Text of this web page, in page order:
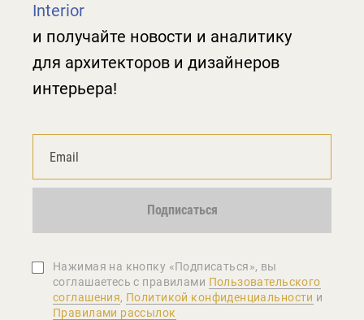
Interior
и получайте новости и аналитику
для архитекторов и дизайнеров
интерьера!
Подписаться
Нажимая на кнопку «Подписаться», вы
соглашаетеcь с правилами Пользовательского
соглашения, Политикой конфиденциальности и
Правилами рассылок